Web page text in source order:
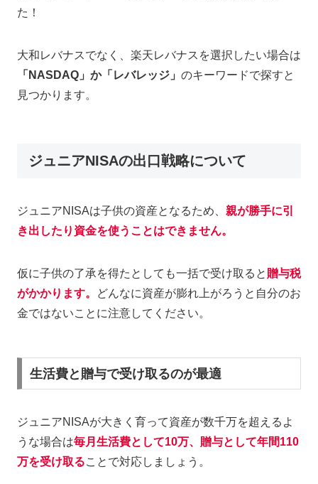
た！
大和レバナスでなく、楽天レバナスを選択したい場合は
「NASDAQ」か「レバレッジ」 のキーワードで探すと
見つかります。
ジュニアNISAの出口戦略について
ジュニアNISAは子供の資産となるため、 親が勝手に引
き出したり資金を使うことはできません。
仮に子供の了承を得たとしても一括で受け取ると 贈与税
がかかります。
どんなに資産が膨れ上がろうと自分のお
金ではないことに注意してください。
生活費と贈与で受け取るのが最適
ジュニアNISAが大きく育って資産が数千万を超えるよ
うな場合は毎月生活費として10万、贈与として年間110
万を受け取ることで対応しましょう。